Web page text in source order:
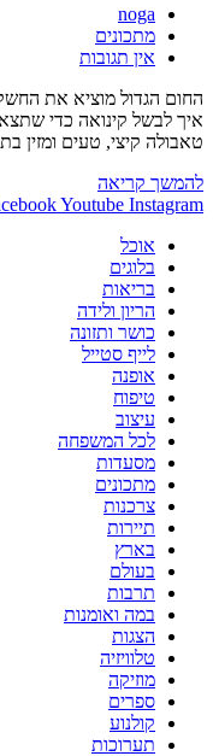
מחבר:
noga
קטגוריה:
מתכונים
תגובות:
אין תגובות
החום הגדול מוציא את
איך לבשל קינואה כדי
טאבולה קיצי, טעים ומזין
להמשך קריאהמתכון
–
Youtube Instagram
אוכל
בלוגים
בריאות
הריון ולידה
כושר ותזונה
לייף סטייל
אופנה
טיפוח
עיצוב
לכל המשפחה
מסעדות
מתכונים
צרכנות
תיירות
בארץ
בעולם
תרבות
במה ואומנות
הצגות
טלוויזיה
מוזיקה
ספרים
קולנוע
תערוכות